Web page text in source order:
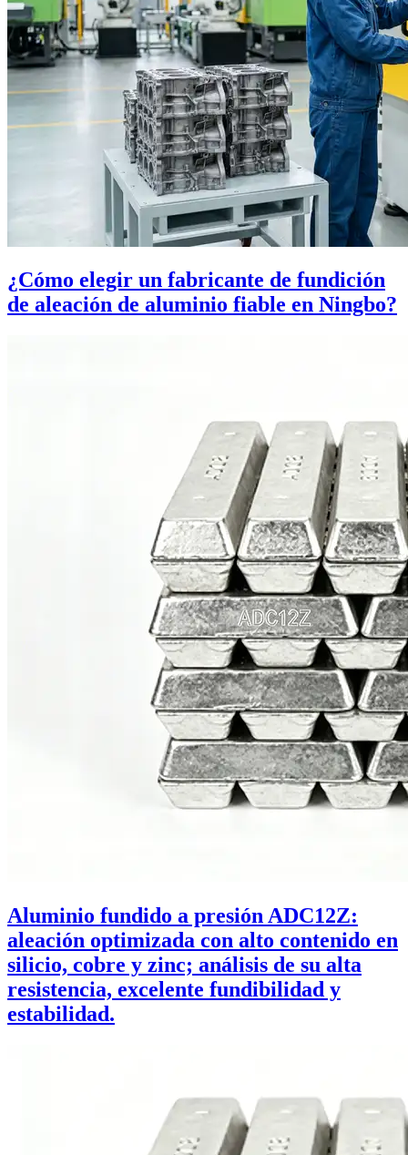
¿Cómo elegir un fabricante de fundición
de aleación de aluminio fiable en Ningbo?
Aluminio fundido a presión ADC12Z:
aleación optimizada con alto contenido en
silicio, cobre y zinc; análisis de su alta
resistencia, excelente fundibilidad y
estabilidad.